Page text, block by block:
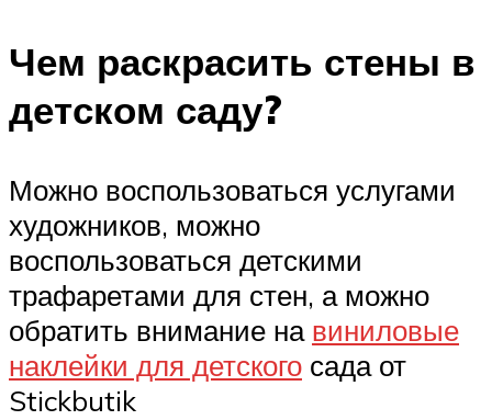
Чем раскрасить стены в
детском саду?
Можно воспользоваться услугами
художников, можно
воспользоваться детскими
трафаретами для стен, а можно
обратить внимание на виниловые
наклейки для детского сада от
Stickbutik